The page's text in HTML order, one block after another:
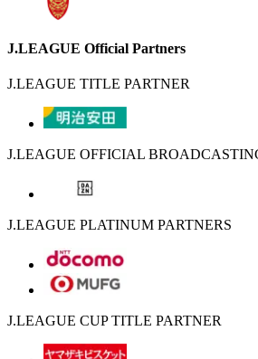
J.LEAGUE Official Partners
J.LEAGUE TITLE PARTNER
J.LEAGUE OFFICIAL
J.LEAGUE PLATINUM PARTNERS
J.LEAGUE CUP TITLE PARTNER